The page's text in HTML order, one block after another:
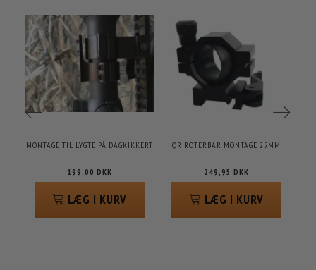
MONTAGE TIL LYGTE PÅ DAGKIKKERT
199,00 DKK
LÆG I KURV
QR ROTERBAR MONTAGE 25MM
249,95 DKK
LÆG I KURV